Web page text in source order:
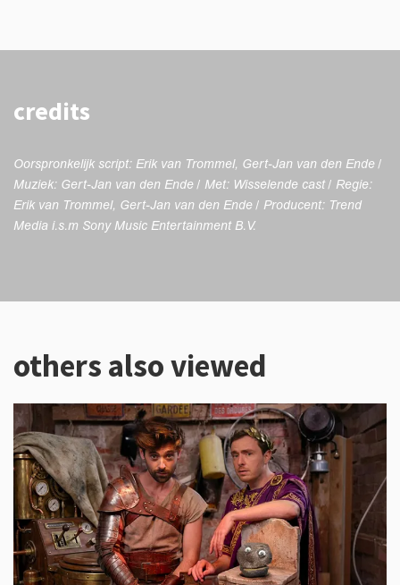
credits
Oorspronkelijk script: Erik van Trommel, Gert-Jan van den Ende /
Muziek: Gert-Jan van den Ende / Met: Wisselende cast / Regie:
Erik van Trommel, Gert-Jan van den Ende / Producent: Trend
Media i.s.m Sony Music Entertainment B.V.
others also viewed